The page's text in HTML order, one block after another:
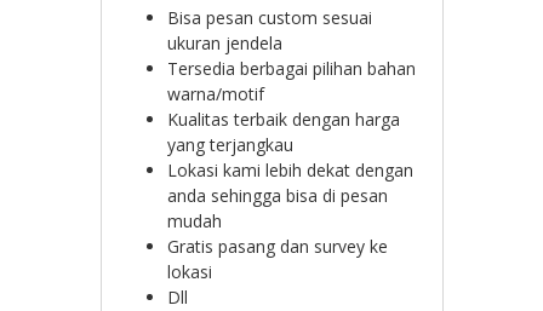
Bisa pesan custom sesuai
ukuran jendela
Tersedia berbagai pilihan bahan
warna/motif
Kualitas terbaik dengan harga
yang terjangkau
Lokasi kami lebih dekat dengan
anda sehingga bisa di pesan
mudah
Gratis pasang dan survey ke
lokasi
Dll